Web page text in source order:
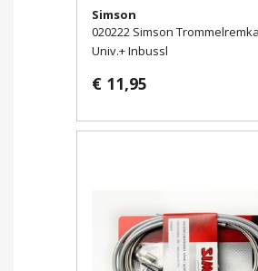
Simson
020222 Simson
Univ.+ Inbussl
€ 11,95